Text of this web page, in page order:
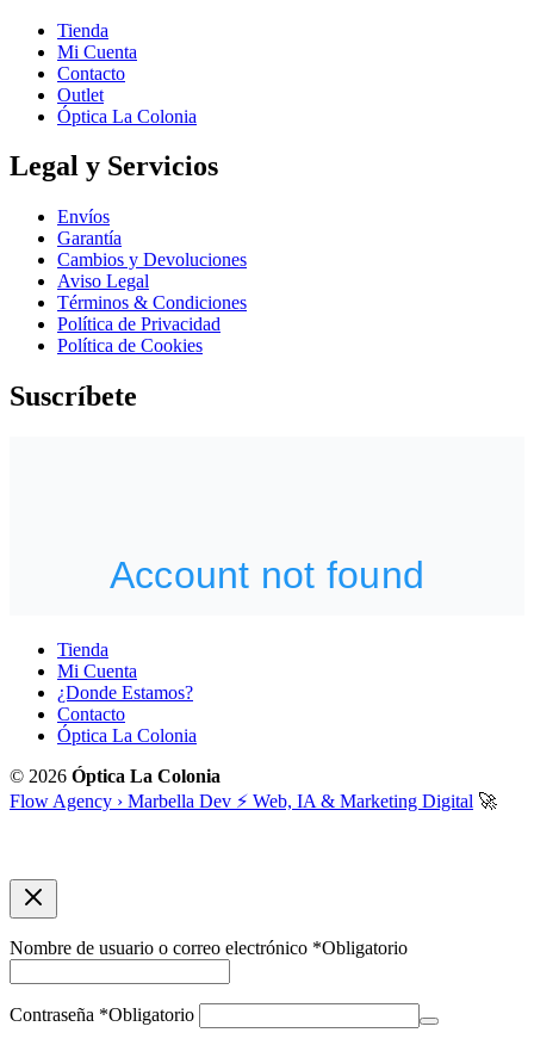
Tienda
Mi Cuenta
Contacto
Outlet
Óptica La Colonia
Legal y Servicios
Envíos
Garantía
Cambios y Devoluciones
Aviso Legal
Términos & Condiciones
Política de Privacidad
Política de Cookies
Suscríbete
Tienda
Mi Cuenta
¿Donde Estamos?
Contacto
Óptica La Colonia
© 2026 Óptica La Colonia
Flow Agency › Marbella Dev ⚡️ Web, IA & Marketing Digital 🚀
Nombre de usuario o correo electrónico *Obligatorio
Contraseña *Obligatorio